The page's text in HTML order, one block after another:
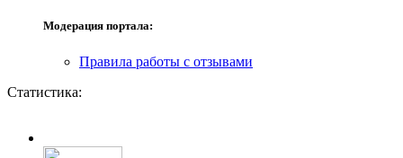
Модерация портала:
Правила работы с отзывами
Статистика: